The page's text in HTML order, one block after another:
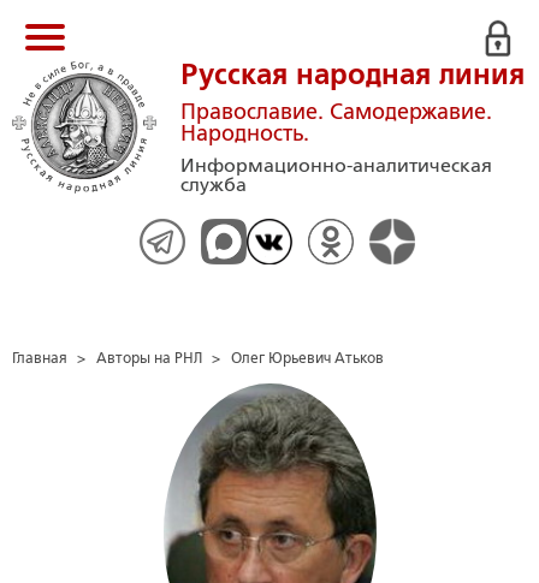
Русская народная линия
Православие. Самодержавие.
Народность.
Информационно-аналитическая
служба
Главная > Авторы на РНЛ > Олег Юрьевич Атьков